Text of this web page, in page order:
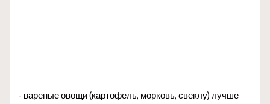
- вареные овощи (картофель, морковь, свеклу) лучше